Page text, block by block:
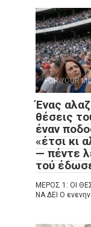
FOR YOUR
Ένας
θέσεις
έναν
«έτσι κι
— πέντε
τού
ΜΕΡΟΣ 1: ΟΙ
ΝΑ ΔΕΙ Ο